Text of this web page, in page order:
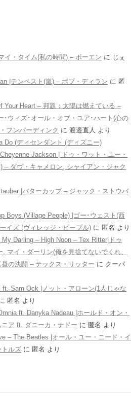
イ・タイム(私の時間) – ボーエン に じぇ
|テンペスト(嵐) – ボブ・ディラン に 匿
Your Heart – 邦題：太陽は燃えている –
･ウィズ･オール・オブ・ユア･ハート(心の
フンパーディンク に 渡邉直人 より
Do (ディセンダント (ディズニー)
Jackson | ドゥ・ワット・ユー・
– ダヴ・キャメロン, シャイアン・ジャク
|バターカップ – ジャック・ストウバ
Boys (Village People) |ゴー･ウェスト(西
イズ (ヴィレッジ・ピープル) に 匿名 より
Darling – High Noon – Tex Ritter|ドゥ
マイ・ダーリン(俺を見捨てないでくれ、
の決闘 – テックス・リッター に クーパ
ft. Sam Ock |ノット・アローン(1人じゃな
匿名 より
ft. Danyka Nadeau |ホールド・オン・
ニア ft. ダニーカ・ナドー に 匿名 より
– The Beatles |オール・ユー・ニード・イ
トルズ に 匿名 より